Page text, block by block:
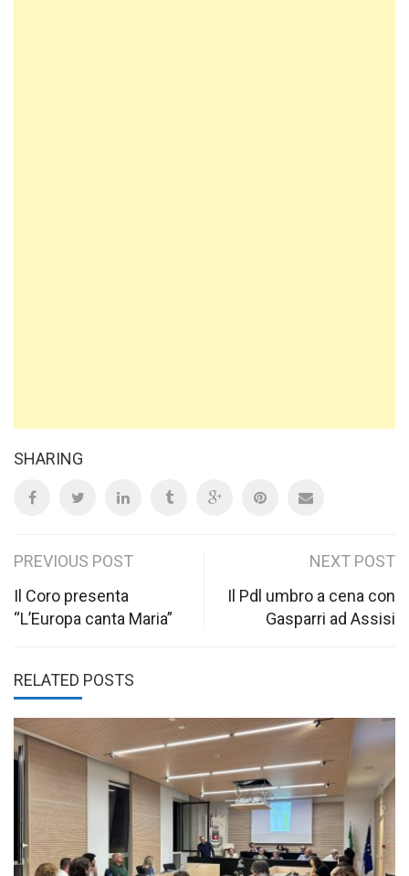
SHARING
Post
navigation
PREVIOUS POST
Il Coro presenta
“L’Europa canta Maria”
NEXT POST
Il Pdl umbro a cena con
Gasparri ad Assisi
RELATED POSTS